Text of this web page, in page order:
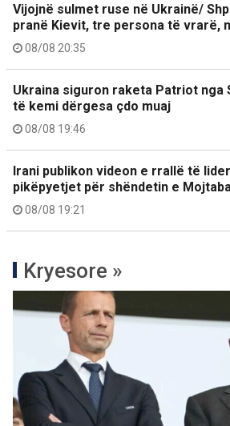
Vijojnë sulmet ruse në Ukrainë/
pranë Kievit, tre persona të vrarë,
08/08 20:35
Ukraina siguron raketa Patriot nga
të kemi dërgesa çdo muaj
08/08 19:46
Irani publikon videon e rrallë të
pikëpyetjet për shëndetin e
08/08 19:21
Kryesore »